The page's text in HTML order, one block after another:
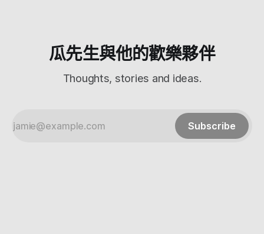
瓜先生與他的歡樂夥伴
Thoughts, stories and ideas.
Subscribe